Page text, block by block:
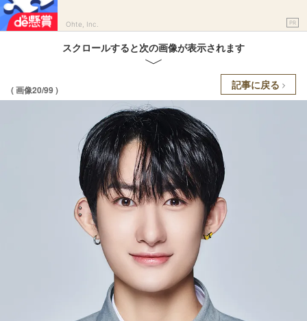
Ohte, Inc. PR
スクロールすると次の画像が表示されます
( 画像20/99 ) 記事に戻る